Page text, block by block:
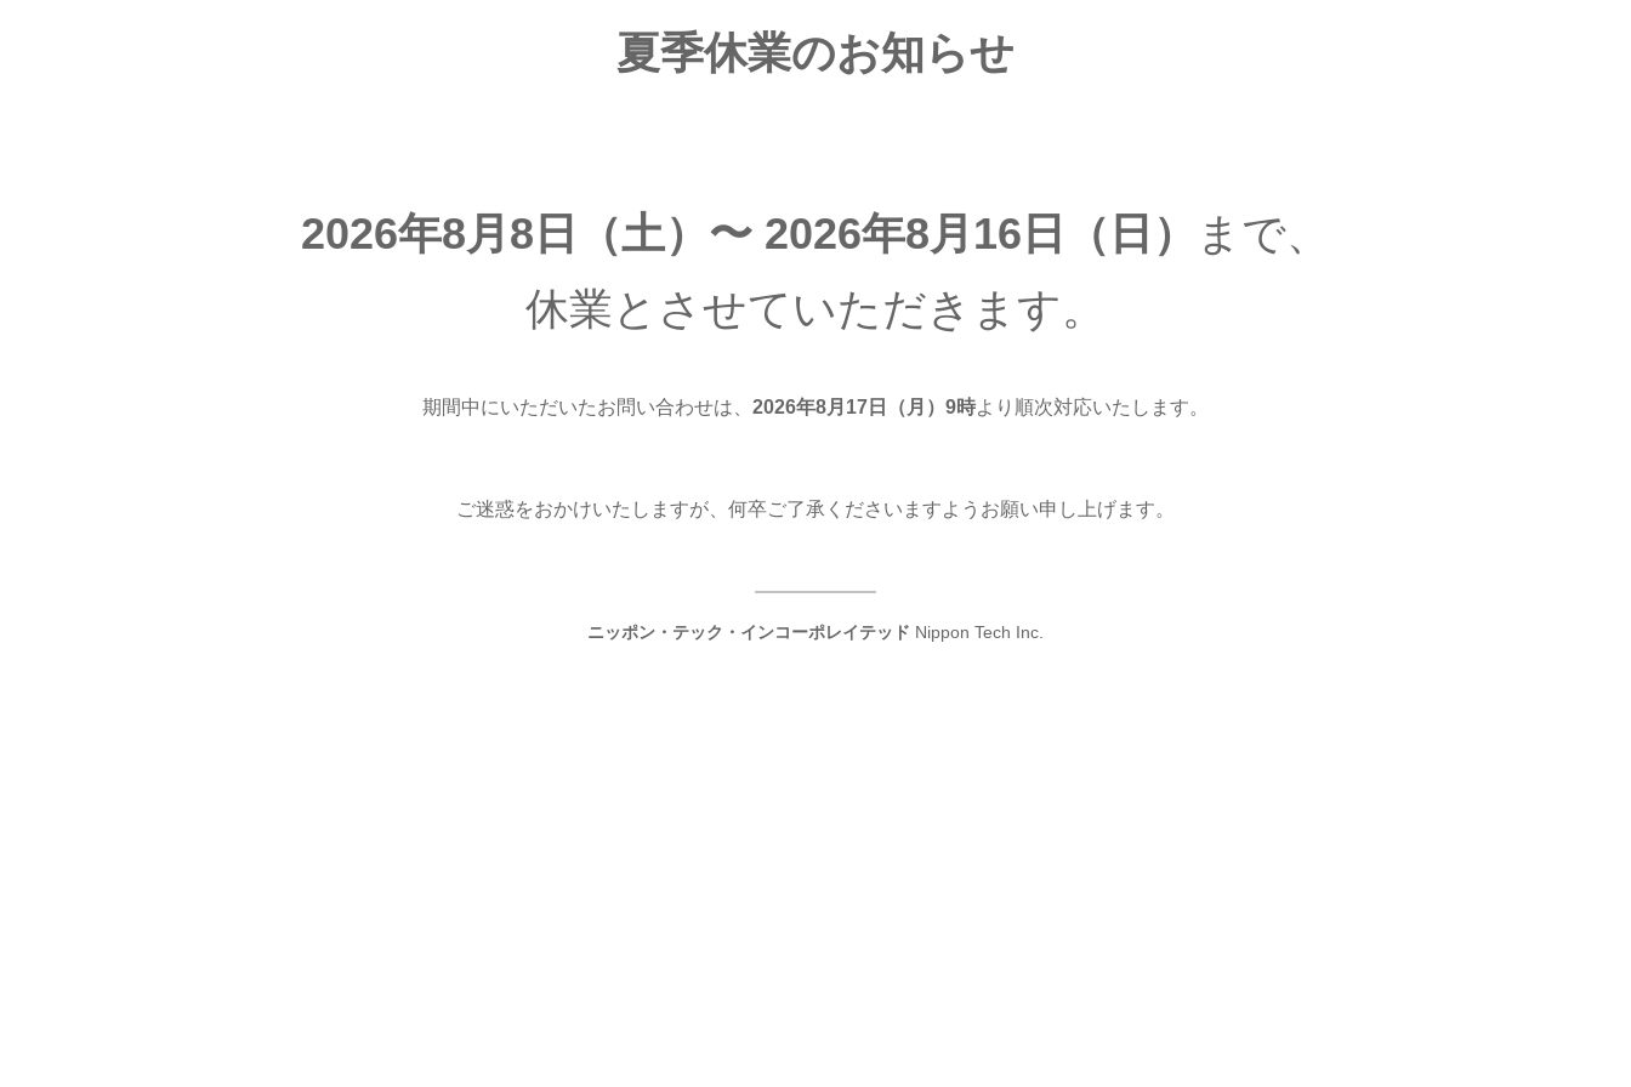
夏季休業のお知らせ
2026年8月8日（土）〜 2026年8月16日（日）
まで、
休業とさせていただきます。
期間中にいただいたお問い合わせは、 2026年8月17日（月 ）9時より順次対応いたします。
ご迷惑をおかけいたしますが、何卒ご了承くださいますようお願い申し上げます。
ニッポン・テック・インコーポレイテッド Nippon Tech Inc.